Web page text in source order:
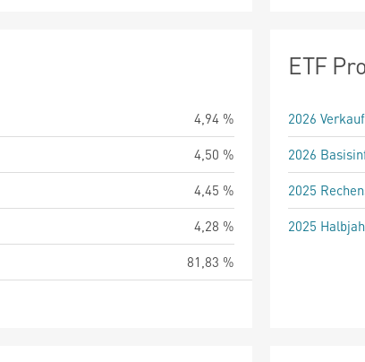
4,94 %
4,50 %
4,45 %
4,28 %
81,83 %
ETF
2026
2026
2025
2025